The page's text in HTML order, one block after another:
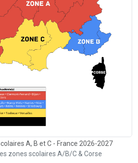
A, B et C - France 2026-2027
zones scolaires A/B/C & Corse